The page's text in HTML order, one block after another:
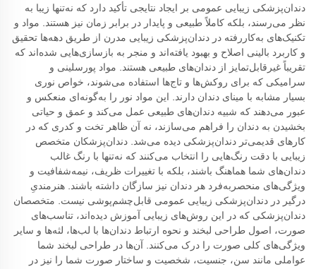
دندان‌پزشکی زیبایی عمومی بر ایجاد نتایجی تأکید دارد که نه‌تنها زیبا به
نظر می‌رسند، بلکه کاملاً طبیعی و پایدار در برابر زمان نیز هستند. مواد و
تکنیک‌های به‌کاررفته در دندان‌پزشکی زیبایی مدرن از طریق دهه‌ها تحقیق
و کاربرد بالینی اصلاح و بهبود یافته‌اند و منجر به بازسازی‌هایی شده‌اند که
تقریباً غیرقابل‌تمایز از دندان‌های طبیعی هستند. مواد پورسلینی و
سرامیکی که برای روکش‌ها و تاج‌ها استفاده می‌شوند، خواص نوری
بسیار مشابه با مینای دندان دارند. این مواد نور را به‌گونه‌ای منعکس و
عبور می‌دهند که شبیه دندان‌های طبیعی عمل می‌کند و عمق و حیاتی
بخشیدن به دندان را فراهم می‌سازند، نه آن ظاهر تخت و کدری که در
کارهای قدیمی‌تر دندان‌پزشکی دیده می‌شد. دندان‌پزشکان متخصص
زیبایی با دقت رنگ‌هایی را انتخاب می‌کنند که نه‌تنها با رنگ غالب
دندان‌های شما هماهنگ باشند، بلکه با تغییرات ظریف، نیمه‌شفافیت و
ویژگی‌های منحصربه‌فرد هر دندان نیز سازگان داشته باشند. هنرمندیِ
درگیر در دندان‌پزشکی زیبایی عمومی قابل‌چشم‌پوشی نیست. متخصصان
دندان‌پزشکی که در این روش‌های زیبایی آموزش دیده‌اند، تناسب‌های
صورت، اصول طراحی لبخند و نحوه ارتباط دندان‌ها با لب‌ها، لثه‌ها و سایر
ویژگی‌های کلی صورت را درک می‌کنند. آن‌ها در طراحی لبخند شما
عواملی مانند سن، جنسیت، شخصیت و ساختار صورت شما را نیز در